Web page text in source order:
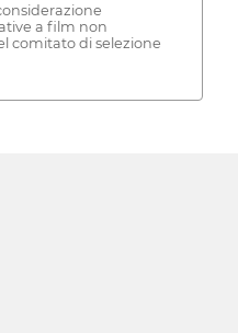
a film non
comitato di selezione